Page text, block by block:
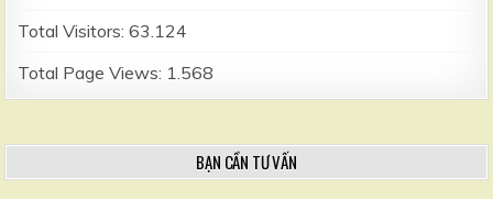
Total Visitors:63.124
Total Page Views: 1.568
BẠN CẦN TƯ VẤN